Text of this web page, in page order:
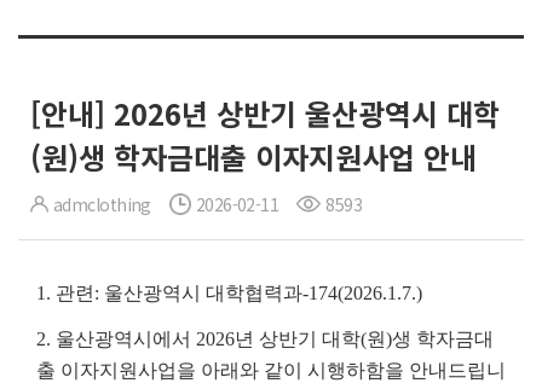
[안내] 2026년 상반기 울산광역시 대학
(원)생 학자금대출 이자지원사업 안내
admclothing 2026-02-11 8593
1. 관련: 울산광역시 대학협력과-174(2026.1.7.)
2. 울산광역시에서 2026년 상반기 대학(원)생 학자금대
출 이자지원사업을 아래와 같이 시행하함을 안내드립니